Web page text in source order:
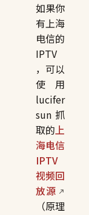
如果你
有上海
电信的
IPTV
，可以
使用
lucifer
sun 抓
取的上
海电信
IPTV
视频回
放源
（原理